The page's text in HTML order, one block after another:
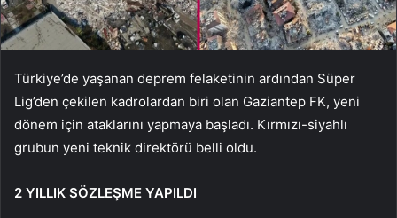
Türkiye’de yaşanan deprem felaketinin ardından Süper
Lig’den çekilen kadrolardan biri olan Gaziantep FK, yeni
dönem için ataklarını yapmaya başladı. Kırmızı-siyahlı
grubun yeni teknik direktörü belli oldu.
2 YILLIK SÖZLEŞME YAPILDI